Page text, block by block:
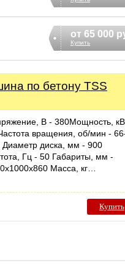
от 65 000
Купить
по бетону TSS
В - 380Мощность,
вращения, об/мин -
Диаметр диска, мм - 900
Гц - 50 Габариты, мм -
Масса, кг…
Купить